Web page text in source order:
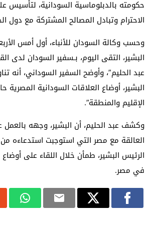
حكومته بالدبلوماسية السودانية، لتأسيس
الاحترام وتبادل المصالح المشتركة مع دول
وحسب وكالة السودان للأنباء، أول أمس
البشير، التقى اليوم، بـسفير السودان لدى
عبد الحليم”، وأوضح السفير السوداني، أنه
البشير، أوضاع العلاقات السودانية المصرية
الإقليم والمنطقة”.
وكشف عبد الحليم، أن البشير، وجهه بالعمل
العالقة مع مصر التي استوجبت استدعاءه
الرئيس البشير، طمأن خلال اللقاء على أوضاع
في مصر.